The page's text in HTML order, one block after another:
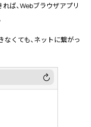
ば、Webブラウザアプリ
くても、ネットに繋がっ